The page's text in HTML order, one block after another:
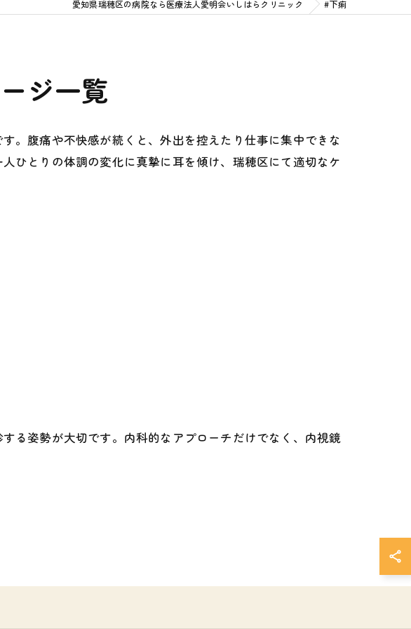
愛知県瑞穂区の病院なら医療法人愛明会いしはらクリニック #下痢
ジ一覧
。腹痛や不快感が続くと、外出を控えたり仕事に集中できな
ひとりの体調の変化に真摯に耳を傾け、瑞穂区にて適切なケ
る姿勢が大切です。内科的なアプローチだけでなく、内視鏡